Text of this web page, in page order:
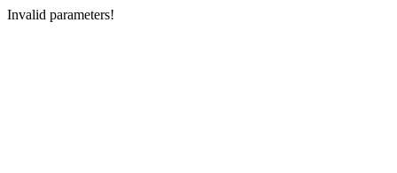
Invalid parameters!